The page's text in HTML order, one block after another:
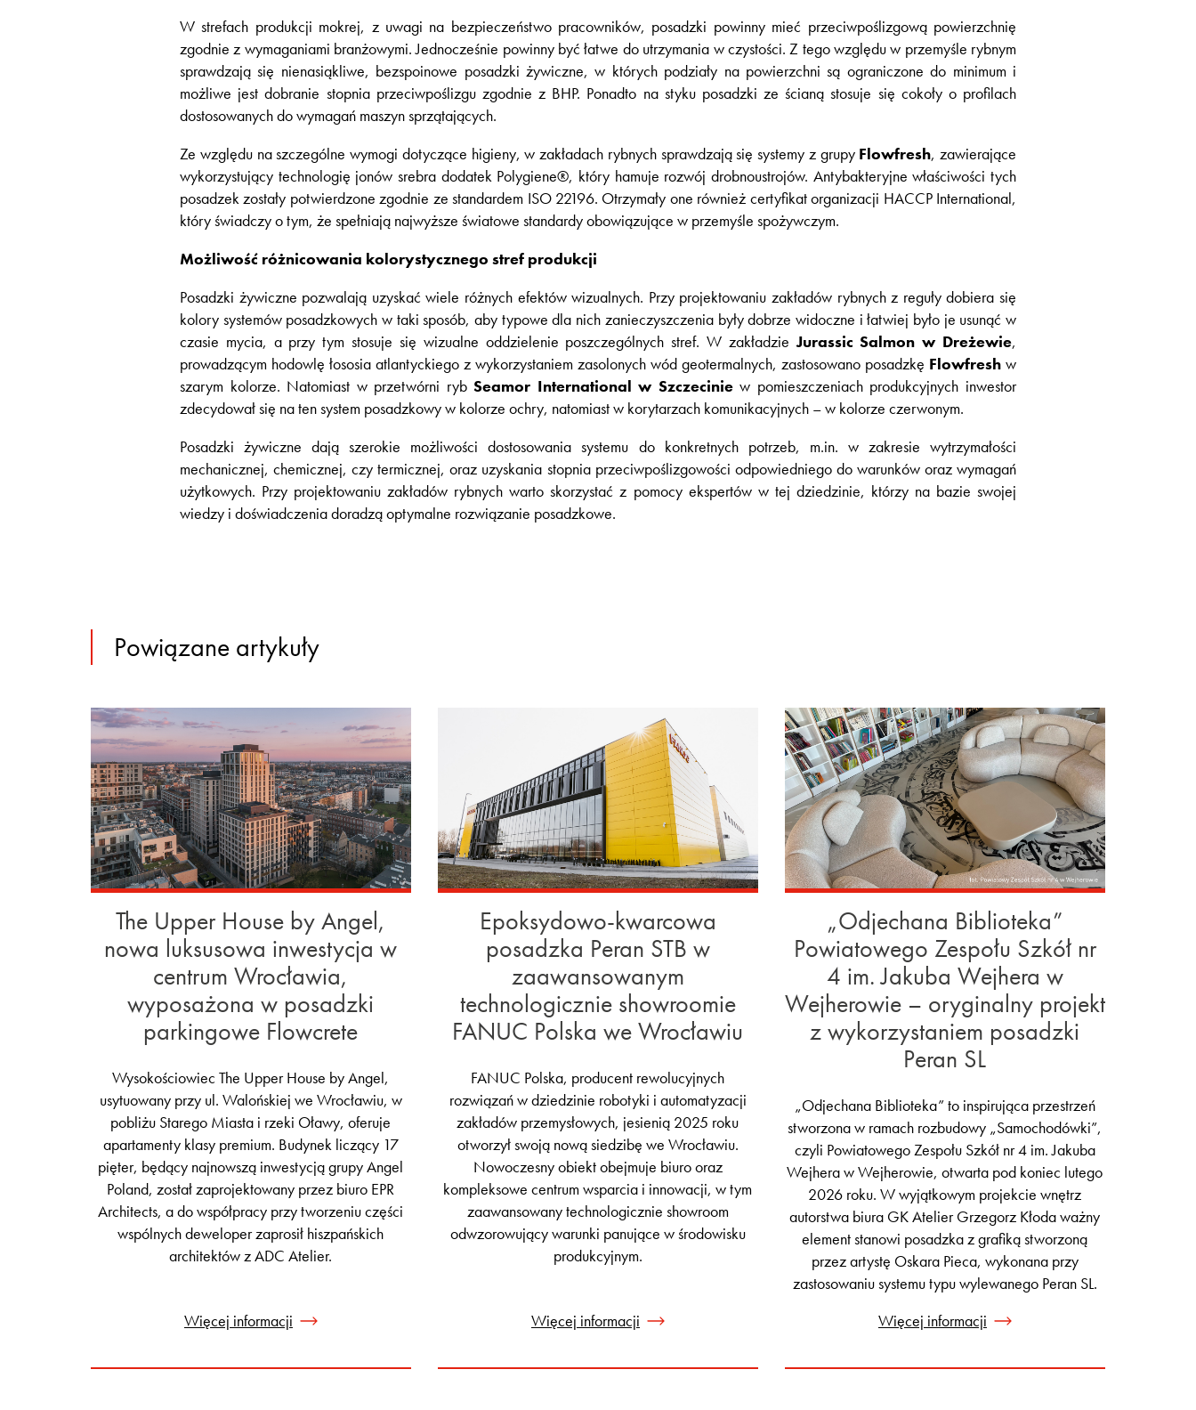
W strefach produkcji mokrej, z uwagi na bezpieczeństwo pracowników, posadzki powinny mieć przeciwpoślizgową powierzchnię
zgodnie z wymaganiami branżowymi. Jednocześnie powinny być łatwe do utrzymania w czystości. Z tego względu w przemyśle rybnym
sprawdzają się nienasiąkliwe, bezspoinowe posadzki żywiczne, w których podziały na powierzchni są ograniczone do minimum i
możliwe jest dobranie stopnia przeciwpoślizgu zgodnie z BHP. Ponadto na styku posadzki ze ścianą stosuje się cokoły o profilach
dostosowanych do wymagań maszyn sprzątających.
Ze względu na szczególne wymogi dotyczące higieny, w zakładach rybnych sprawdzają się systemy z grupy Flowfresh, zawierające
wykorzystujący technologię jonów srebra dodatek Polygiene®, który hamuje rozwój drobnoustrojów. Antybakteryjne właściwości tych
posadzek zostały potwierdzone zgodnie ze standardem ISO 22196. Otrzymały one również certyfikat organizacji HACCP International,
który świadczy o tym, że spełniają najwyższe światowe standardy obowiązujące w przemyśle spożywczym.
Możliwość różnicowania kolorystycznego stref produkcji
Posadzki żywiczne pozwalają uzyskać wiele różnych efektów wizualnych. Przy projektowaniu zakładów rybnych z reguły dobiera się
kolory systemów posadzkowych w taki sposób, aby typowe dla nich zanieczyszczenia były dobrze widoczne i łatwiej było je usunąć w
czasie mycia, a przy tym stosuje się wizualne oddzielenie poszczególnych stref. W zakładzieJurassic Salmon w Dreżewie,
prowadzącym hodowlę łososia atlantyckiego z wykorzystaniem zasolonych wód geotermalnych, zastosowano posadzkę Flowfresh w
szarym kolorze. Natomiast w przetwórni rybSeamor International w Szczeciniew pomieszczeniach produkcyjnych inwestor
zdecydował się na ten system posadzkowy w kolorze ochry, natomiast w korytarzach komunikacyjnych – w kolorze czerwonym.
Posadzki żywiczne dają szerokie możliwości dostosowania systemu do konkretnych potrzeb, m.in. w zakresie wytrzymałości
mechanicznej, chemicznej, czy termicznej, oraz uzyskania stopnia przeciwpoślizgowości odpowiedniego do warunków oraz wymagań
użytkowych. Przy projektowaniu zakładów rybnych warto skorzystać z pomocy ekspertów w tej dziedzinie, którzy na bazie swojej
wiedzy i doświadczenia doradzą optymalne rozwiązanie posadzkowe.
Powiązane artykuły
The Upper House by Angel,
nowa luksusowa inwestycja w
centrum Wrocławia,
wyposażona w posadzki
parkingowe Flowcrete
Wysokościowiec The Upper House by Angel,
usytuowany przy ul. Walońskiej we Wrocławiu, w
pobliżu Starego Miasta i rzeki Oławy, oferuje
apartamenty klasy premium. Budynek liczący 17
pięter, będący najnowszą inwestycją grupy Angel
Poland, został zaprojektowany przez biuro EPR
Architects, a do współpracy przy tworzeniu części
wspólnych deweloper zaprosił hiszpańskich
architektów z ADC Atelier.
Więcej informacji
Epoksydowo-kwarcowa
posadzka Peran STB w
zaawansowanym
technologicznie showroomie
FANUC Polska we Wrocławiu
FANUC Polska, producent rewolucyjnych
rozwiązań w dziedzinie robotyki i automatyzacji
zakładów przemysłowych, jesienią 2025 roku
otworzył swoją nową siedzibę we Wrocławiu.
Nowoczesny obiekt obejmuje biuro oraz
kompleksowe centrum wsparcia i innowacji, w tym
zaawansowany technologicznie showroom
odwzorowujący warunki panujące w środowisku
produkcyjnym.
Więcej informacji
„Odjechana Biblioteka”
Powiatowego Zespołu Szkół nr
4 im. Jakuba Wejhera w
Wejherowie – oryginalny projekt
z wykorzystaniem posadzki
Peran SL
„Odjechana Biblioteka” to inspirująca przestrzeń
stworzona w ramach rozbudowy „Samochodówki”,
czyli Powiatowego Zespołu Szkół nr 4 im. Jakuba
Wejhera w Wejherowie, otwarta pod koniec lutego
2026 roku. W wyjątkowym projekcie wnętrz
autorstwa biura GK Atelier Grzegorz Kłoda ważny
element stanowi posadzka z grafiką stworzoną
przez artystę Oskara Pieca, wykonana przy
zastosowaniu systemu typu wylewanego Peran SL.
Więcej informacji